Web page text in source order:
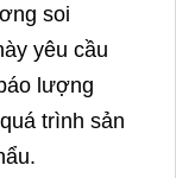
soi
yêu cầu
lượng
trình sản